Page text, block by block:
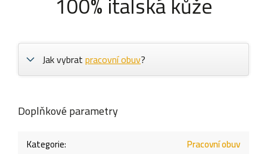
Jak vybratpracovní obuv?
Doplňkové parametry
Kategorie:
Pracovní obuv